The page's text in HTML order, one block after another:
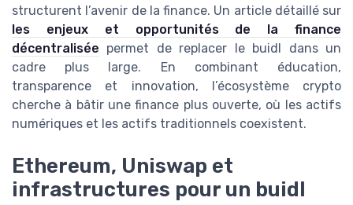
structurent l’avenir de la finance. Un article détaillé sur
les enjeux et opportunités de la finance
décentralisée permet de replacer le buidl dans un
cadre plus large. En combinant éducation,
transparence et innovation, l’écosystème crypto
cherche à bâtir une finance plus ouverte, où les actifs
numériques et les actifs traditionnels coexistent.
Ethereum, Uniswap et
infrastructures pour un buidl